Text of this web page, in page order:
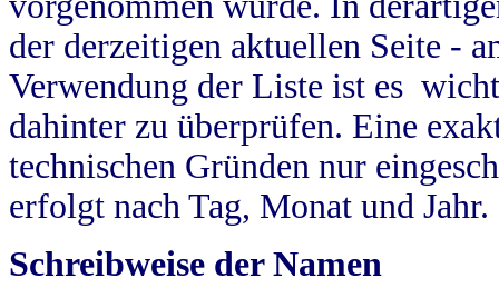
der derzeitigen aktuellen Seite -
Verwendung der Liste ist es
dahinter zu überprüfen. Eine
technischen Gründen nur
erfolgt nach Tag, Monat und Jahr.
Schreibweise der Namen